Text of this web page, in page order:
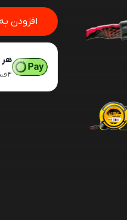
افزودن
هر
۴ قسط ماهانه. بدون سود، چک و ضامن.